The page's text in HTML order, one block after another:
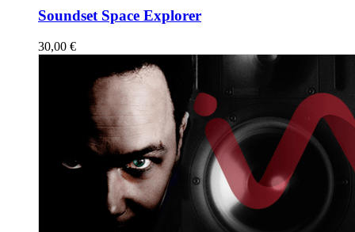
Soundset Space Explorer
30,00 €